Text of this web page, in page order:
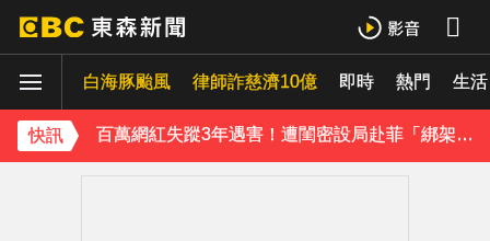
白海豚颱風 律師詐慈濟10億 即時 熱門 生活
快訊
庹宗康資產全給老婆！「名下只剩1台車」結婚15年保鮮秘訣曝
百萬網紅失蹤3年遇害！遭閨密設局赴菲「綁架撕票」千萬贖金救不回